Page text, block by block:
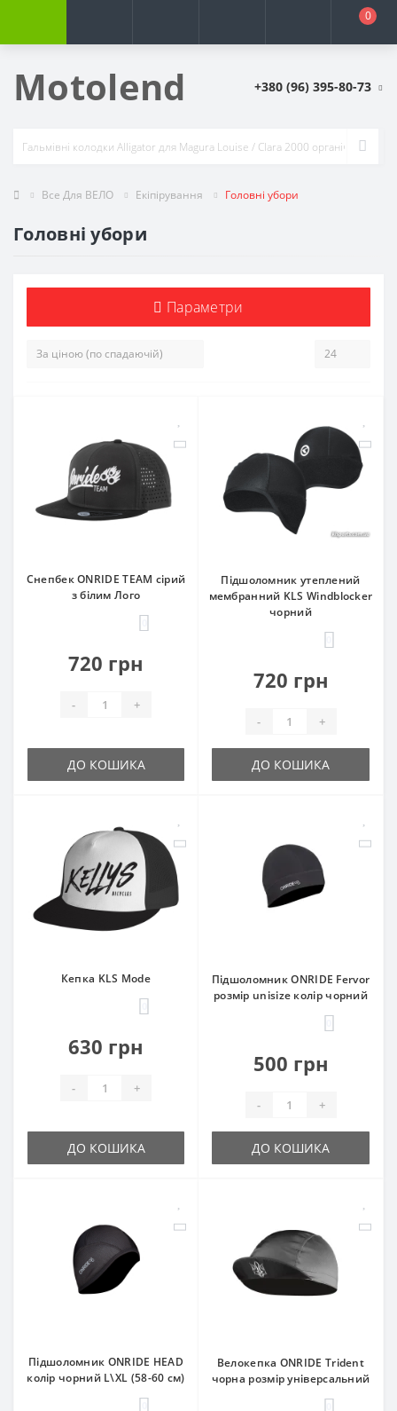
0
Motolend +380 (96) 395-80-73
Все Для ВЕЛО Екіпірування Головні убори
Головні убори
Параметри
Снепбек ONRIDE TEAM сірий
з білим Лого
720 грн
- +
ДО КОШИКА
Підшоломник утеплений
мембранний KLS Windblocker
чорний
720 грн
- +
ДО КОШИКА
Кепка KLS Mode
630 грн
- +
ДО КОШИКА
Підшоломник ONRIDE Fervor
розмір unisize колір чорний
500 грн
- +
ДО КОШИКА
Підшоломник ONRIDE HEAD
колір чорний L\XL (58-60 см)
Велокепка ONRIDE Trident
чорна розмір універсальний